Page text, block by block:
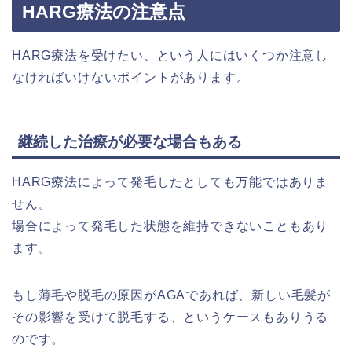
HARG療法の注意点
HARG療法を受けたい、という人にはいくつか注意し
なければいけないポイントがあります。
継続した治療が必要な場合もある
HARG療法によって発毛したとしても万能ではありま
せん。
場合によって発毛した状態を維持できないこともあり
ます。
もし薄毛や脱毛の原因がAGAであれば、新しい毛髪が
その影響を受けて脱毛する、というケースもありうる
のです。